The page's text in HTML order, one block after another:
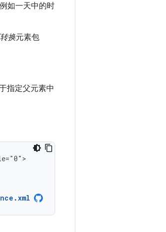
例如一天中的时
换元素包
指定父元素中